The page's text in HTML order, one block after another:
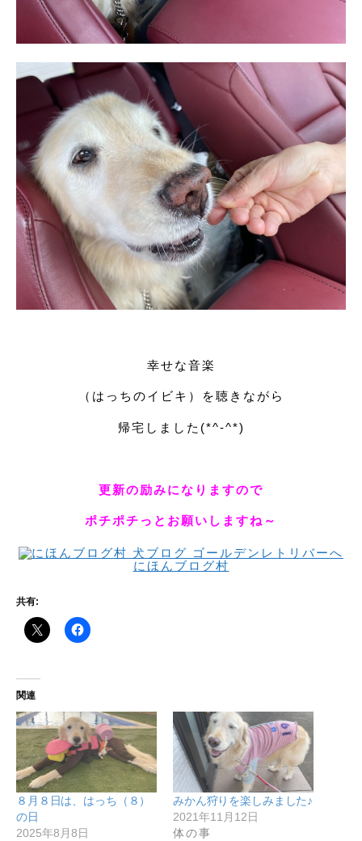
幸せな音楽
（はっちのイビキ）を聴きながら
帰宅しました(*^-^*)
更新の励みになりますので
ポチポチっとお願いしますね～
にほんブログ村
共有:
関連
８月８日は、はっち（８）
の日
2025年8月8日
みかん狩りを楽しみました♪
2021年11月12日
体の事